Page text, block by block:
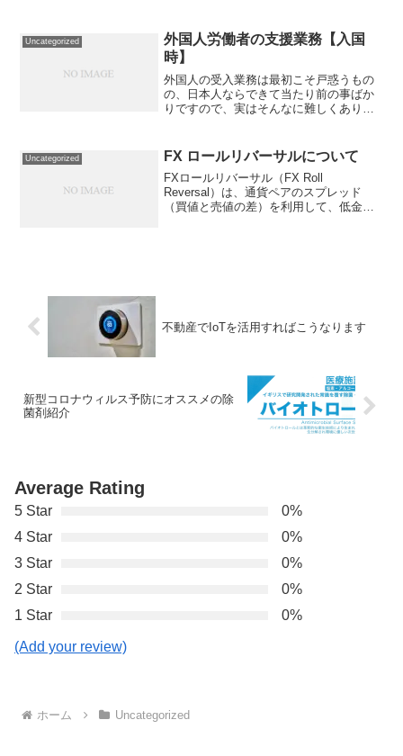
老若男女問わず直面する出来事です。良
い点と悪い点とあ...
Uncategorized
外国人労働者の支援業務【入国
時】
外国人の受入業務は最初こそ戸惑うもの
の、日本人ならできて当たり前の事ばか
りですので、実はそんなに難しくありま
と感じるだけなんです。ここまで何も特
別なことはしていません。...
Uncategorized FX ロールリバーサルについて
FXロールリバーサル（FX Roll
Reversal）は、通貨ペアのスプレッド
（買値と売値の差）を利用して、低金利
不動産でIoTを活用すればこうなります
新型コロナウィルス予防にオススメの除
菌剤紹介
Average Rating
5 Star
0%
4 Star
0%
3 Star
0%
2 Star
0%
1 Star
0%
(Add your review)
ホーム Uncategorized